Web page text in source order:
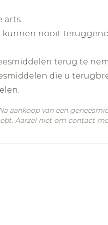
974 –
974 –
de mond van het kind
bewaren
arts.
kunnen nooit
terug te
die u
aankoop van een
Aarzel niet om contact